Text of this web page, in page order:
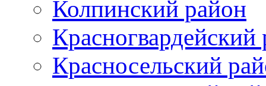
Колпинский район
Красногвардейский
Красносельский